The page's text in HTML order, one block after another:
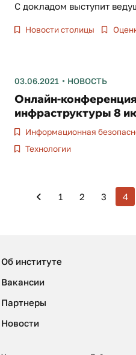
С докладом выступит
Новости столицы
03.06.2021 НОВОСТЬ
Онлайн-
инфраструктуры 8
Информационная
Технологии
1 2 3 4
Об институте
Вакансии
Партнеры
Новости